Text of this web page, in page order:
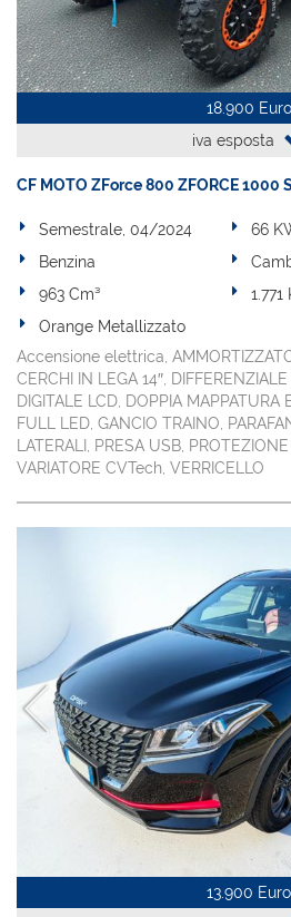
18.900 Euro
iva esposta
CF MOTO ZForce 800 ZFORCE 1000
Semestrale, 04/2024
66
Benzina
963 Cm³
1.771
Orange Metallizzato
Accensione elettrica,
CERCHI IN LEGA 14″,
DIGITALE LCD, DOPPIA MAPPATURA
FULL LED, GANCIO TRAINO,
LATERALI, PRESA USB,
VARIATORE CVTech, VERRICELLO
13.900 Euro